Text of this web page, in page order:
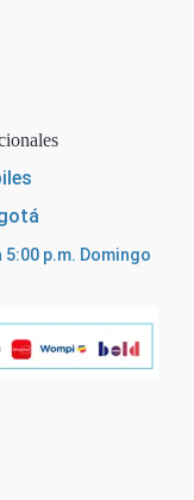
p.m. Domingo